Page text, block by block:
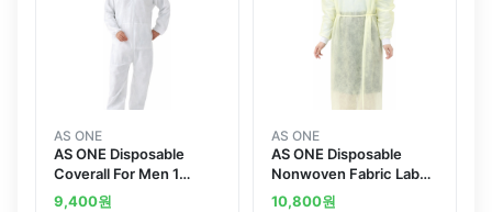
AS ONE
AS ONE Disposable
Coverall For Men 1
Pieceand others
9,400원
AS ONE
AS ONE Disposable
Nonwoven Fabric Lab
Gown 1 Pieceand others
10,800원